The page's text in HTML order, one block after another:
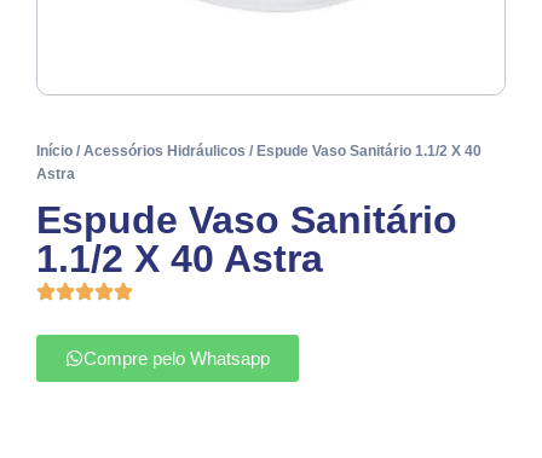
Início / Acessórios Hidráulicos / Espude Vaso Sanitário 1.1/2 X 40
Astra
Espude Vaso Sanitário
1.1/2 X 40 Astra
Compre pelo Whatsapp